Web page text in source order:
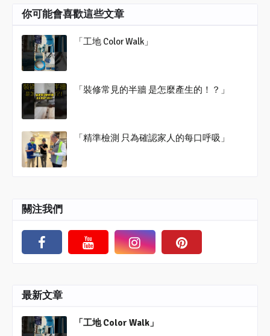
你可能會喜歡這些文章
「工地 Color Walk」
「裝修常見的半牆 是怎麼產生的！？」
「精準檢測 只為確認家人的每口呼吸」
關注我們
最新文章
「工地 Color Walk」